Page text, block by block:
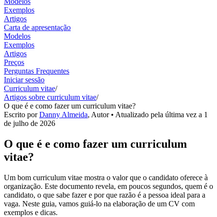
Exemplos
Artigos
Carta de apresentação
Modelos
Exemplos
Artigos
Preços
Perguntas Frequentes
Iniciar sessão
Curriculum vitae/
Artigos sobre curriculum vitae/
O que é e como fazer um curriculum vitae?
Escrito porDanny Almeida, Autor• Atualizado pela última vez a 1
de julho de 2026
O que é e como fazer um curriculum
vitae?
Um bom curriculum vitae mostra o valor que o candidato oferece à
organização. Este documento revela, em poucos segundos, quem é o
candidato, o que sabe fazer e por que razão é a pessoa ideal para a
vaga. Neste guia, vamos guiá-lo na elaboração de um CV com
exemplos e dicas.